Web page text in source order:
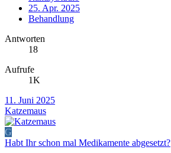
25. Apr. 2025
Behandlung
Antworten
18
Aufrufe
1K
11. Juni 2025
Katzemaus
G
Habt Ihr schon mal Medikamente abgesetzt?